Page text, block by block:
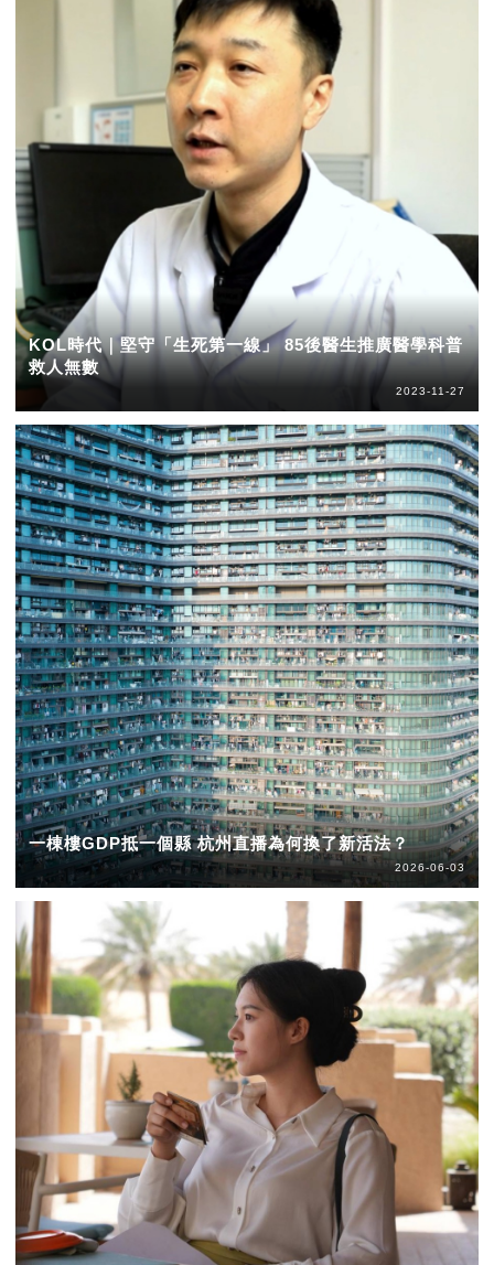
KOL時代｜堅守「生死第一線」 85後醫生推廣醫學科普
救人無數
2023-11-27
一棟樓GDP抵一個縣 杭州直播為何換了新活法？
2026-06-03